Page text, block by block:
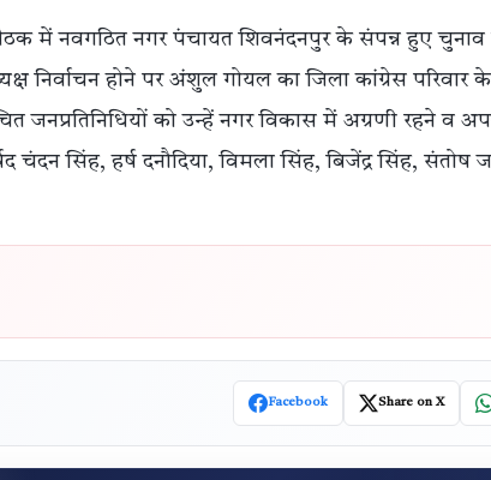
में नवगठित नगर पंचायत शिवनंदनपुर के संपन्न हुए चुनाव में
निर्वाचन होने पर अंशुल गोयल का जिला कांग्रेस परिवार के
जनप्रतिनिधियों को उन्हें नगर विकास में अग्रणी रहने व
चंदन सिंह, हर्ष दनौदिया, विमला सिंह, बिजेंद्र सिंह,
Facebook Share on X